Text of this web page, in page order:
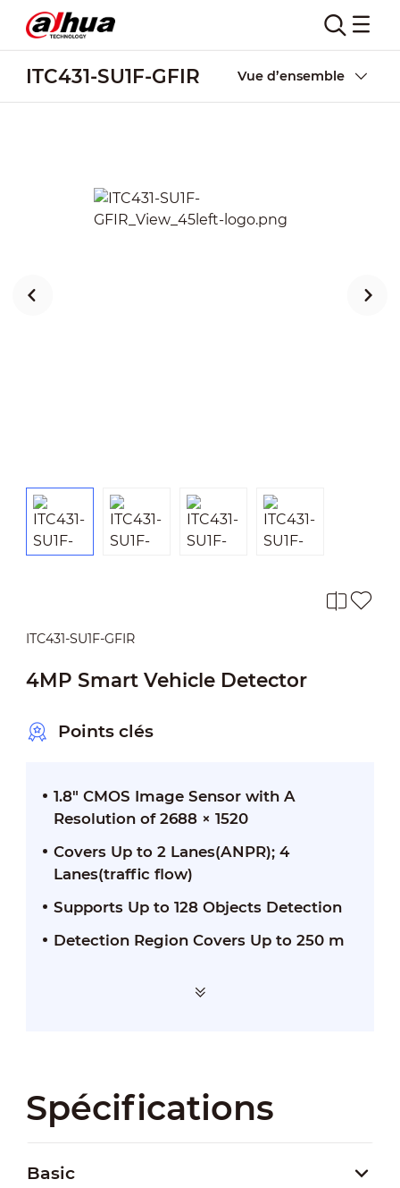
ITC431-SU1F-GFIR Vue d’ensemble
ITC431-SU1F-GFIR
4MP Smart Vehicle Detector
Points clés
1.8" CMOS Image Sensor with A
Resolution of 2688 × 1520
Covers Up to 2 Lanes(ANPR); 4
Lanes(traffic flow)
Supports Up to 128 Objects Detection
Detection Region Covers Up to 250 m
Spécifications
Basic